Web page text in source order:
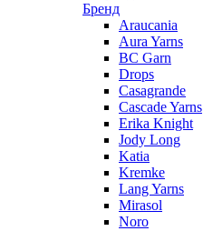
Бренд
Araucania
Aura Yarns
BC Garn
Drops
Casagrande
Cascade Yarns
Erika Knight
Jody Long
Katia
Kremke
Lang Yarns
Mirasol
Noro